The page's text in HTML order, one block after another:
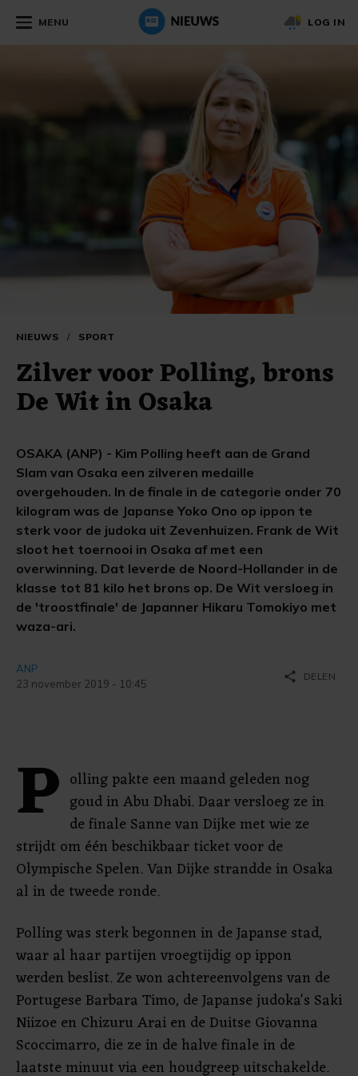
MENU LOG IN
NIEUWS / SPORT
Zilver voor Polling, brons
De Wit in Osaka
OSAKA (ANP) - Kim Polling heeft aan de Grand
Slam van Osaka een zilveren medaille
overgehouden. In de finale in de categorie onder 70
kilogram was de Japanse Yoko Ono op ippon te
sterk voor de judoka uit Zevenhuizen. Frank de Wit
sloot het toernooi in Osaka af met een
overwinning. Dat leverde de Noord-Hollander in de
klasse tot 81 kilo het brons op. De Wit versloeg in
de 'troostfinale' de Japanner Hikaru Tomokiyo met
waza-ari.
ANP
23 november 2019 - 10:45
share DELEN
P olling pakte een maand geleden nog
goud in Abu Dhabi. Daar versloeg ze in
de finale Sanne van Dijke met wie ze
strijdt om één beschikbaar ticket voor de
Olympische Spelen. Van Dijke strandde in Osaka
al in de tweede ronde.
Polling was sterk begonnen in de Japanse stad,
waar al haar partijen vroegtijdig op ippon
werden beslist. Ze won achtereenvolgens van de
Portugese Barbara Timo, de Japanse judoka's Saki
Niizoe en Chizuru Arai en de Duitse Giovanna
Scoccimarro, die ze in de halve finale in de
laatste minuut via een houdgreep uitschakelde.